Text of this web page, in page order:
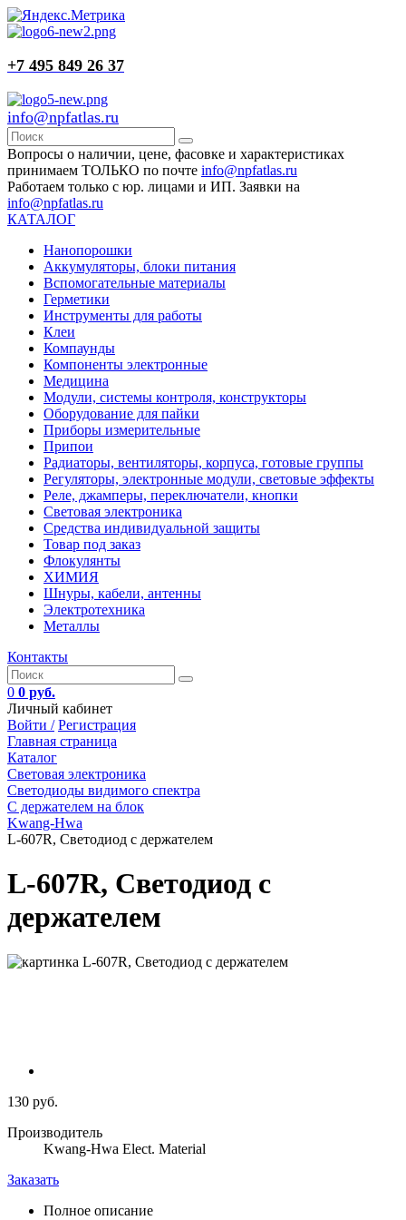
+7 495 849 26 37
info@npfatlas.ru
Вопросы о наличии, цене, фасовке и характеристиках
принимаем ТОЛЬКО по почте info@npfatlas.ru
Работаем только с юр. лицами и ИП. Заявки на
info@npfatlas.ru
КАТАЛОГ
Нанопорошки
Аккумуляторы, блоки питания
Вспомогательные материалы
Герметики
Инструменты для работы
Клеи
Компаунды
Компоненты электронные
Медицина
Модули, системы контроля, конструкторы
Оборудование для пайки
Приборы измерительные
Припои
Радиаторы, вентиляторы, корпуса, готовые группы
Регуляторы, электронные модули, световые эффекты
Реле, джамперы, переключатели, кнопки
Световая электроника
Средства индивидуальной защиты
Товар под заказ
Флокулянты
ХИМИЯ
Шнуры, кабели, антенны
Электротехника
Металлы
Контакты
0 0 руб.
Личный кабинет
Войти / Регистрация
Главная страница
Каталог
Световая электроника
Светодиоды видимого спектра
C держателем на блок
Kwang-Hwa
L-607R, Светодиод с держателем
L-607R, Светодиод с
держателем
130 руб.
Производитель
Kwang-Hwa Elect. Material
Заказать
Полное описание